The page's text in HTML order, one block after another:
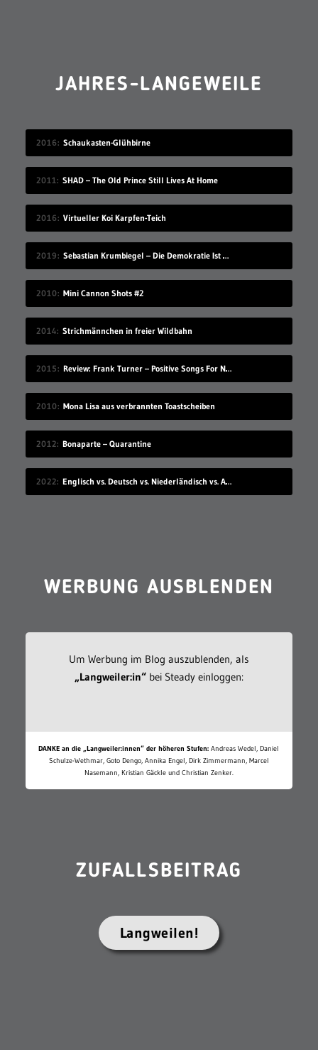
JAHRES-LANGEWEILE
2016 Schaukasten-Glühbirne
2011 SHAD – The Old Prince Still Lives At Home
2016 Virtueller Koi Karpfen-Teich
2019 Sebastian Krumbiegel – Die Demokratie Ist Weiblich
2010 Mini Cannon Shots #2
2014 Strichmännchen in freier Wildbahn
2015 Review: Frank Turner – Positive Songs For Negative People
2010 Mona Lisa aus verbrannten Toastscheiben
2012 Bonaparte – Quarantine
2022 Englisch vs. Deutsch vs. Niederländisch vs. Afrikaans
WERBUNG AUSBLENDEN
Um Werbung im Blog auszublenden, als
„Langweiler:in“bei Steady einloggen:
DANKE an die „Langweiler:innen“ der höheren Stufen: Andreas Wedel, Daniel
Schulze-Wethmar, Goto Dengo, Annika Engel, Dirk Zimmermann, Marcel
Nasemann, Kristian Gäckle und Christian Zenker.
ZUFALLSBEITRAG
Langweilen!